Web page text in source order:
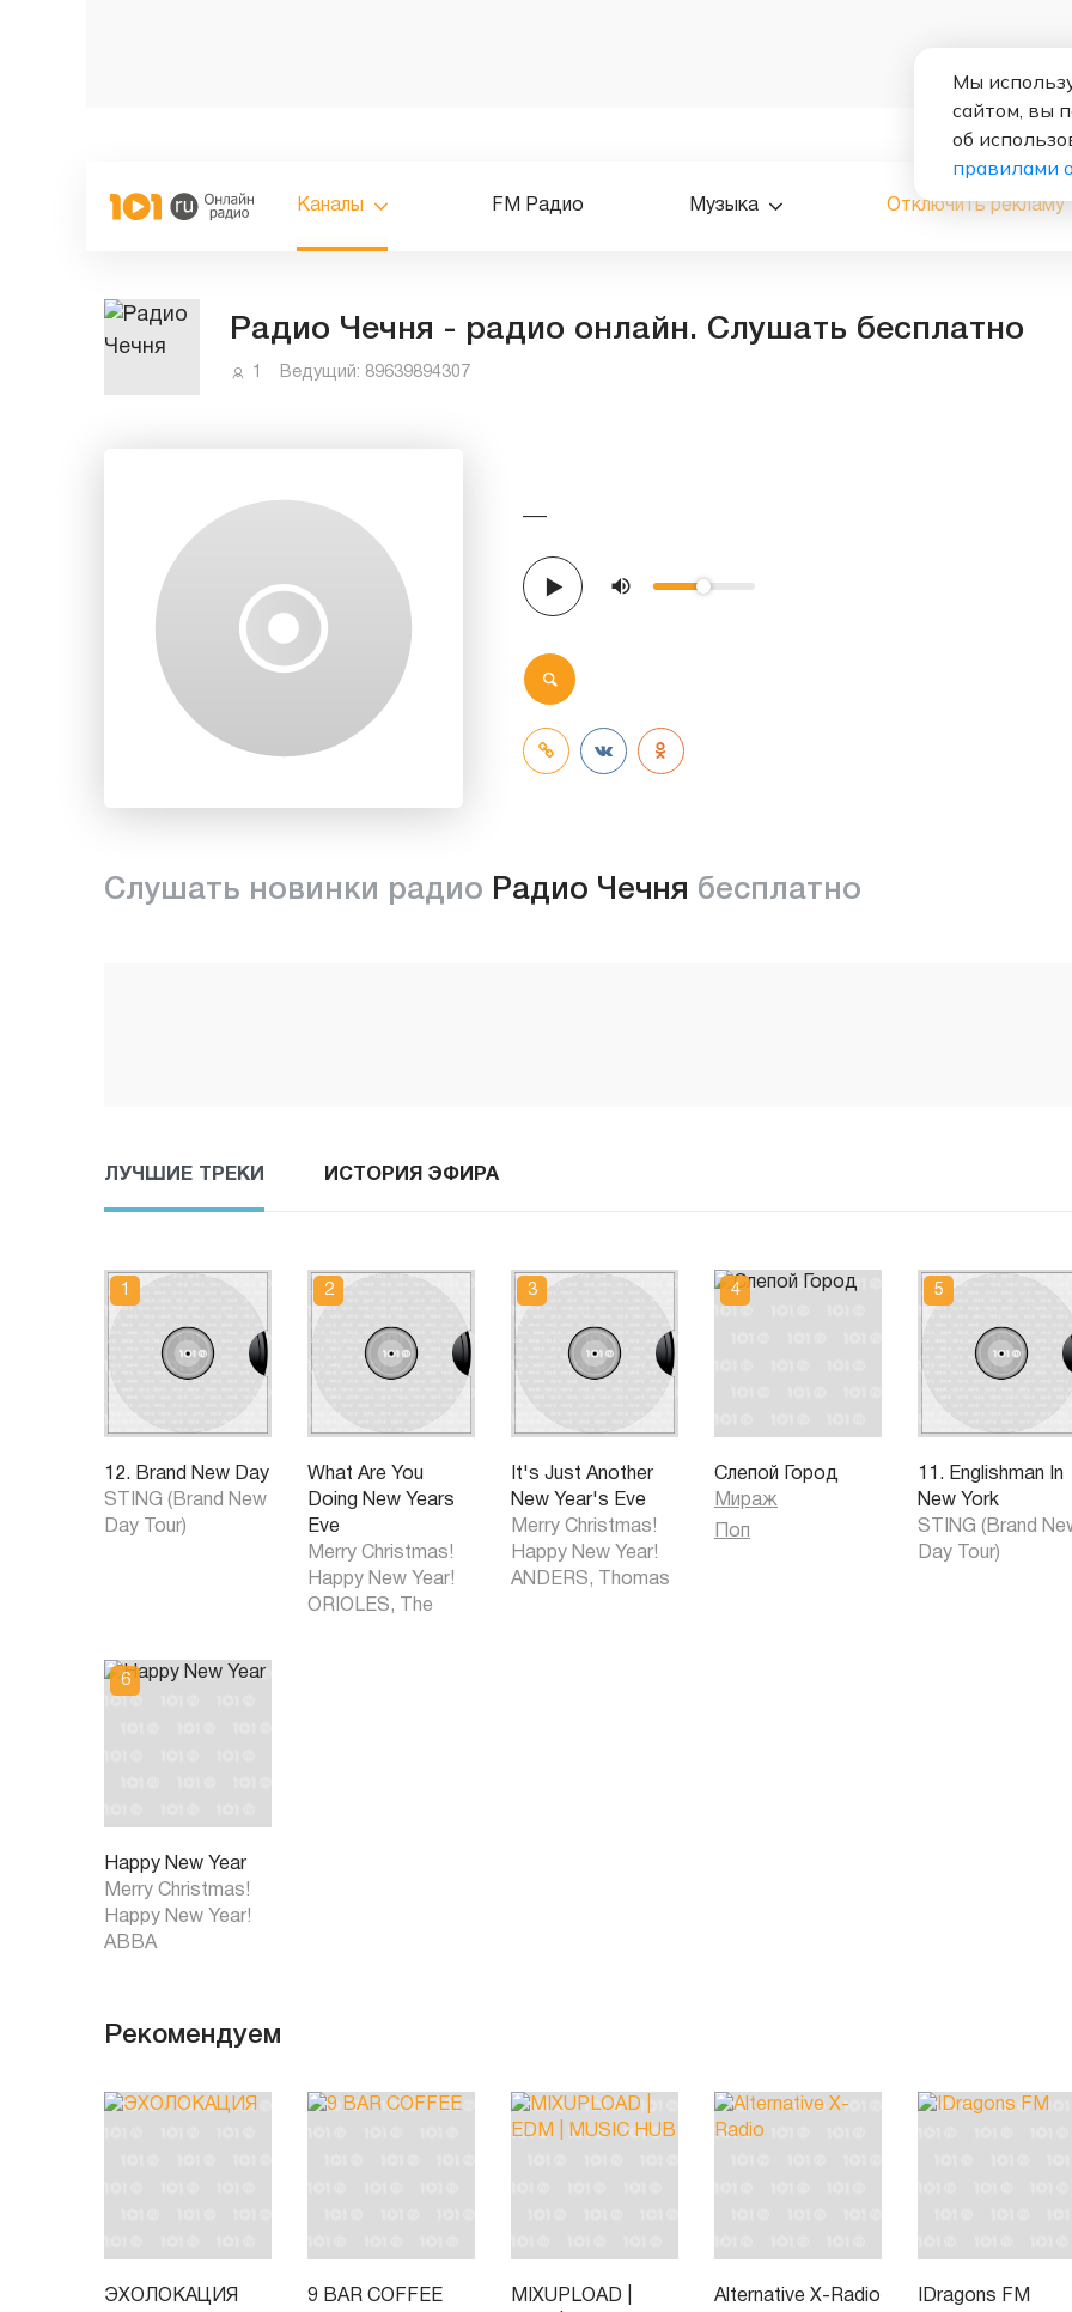
Каналы FM Радио Музыка Отключить рекламу
Радио Чечня - радио онлайн. Слушать бесплатно
Ведущий: 89639894307
—
Слушать новинки радио Радио Чечня бесплатно
ЛУЧШИЕ ТРЕКИ ИСТОРИЯ ЭФИРА
12. Brand New Day
STING (Brand New
Day Tour)
What Are You
Doing New Years
Eve
Merry Christmas!
Happy New Year!
ORIOLES, The
It's Just Another
New Year's Eve
Merry Christmas!
Happy New Year!
ANDERS, Thomas
Слепой Город
Мираж
Поп
11. Englishman In
New York
STING (Brand
Day Tour)
Happy New Year
Merry Christmas!
Happy New Year!
ABBA
Рекомендуем
ЭХОЛОКАЦИЯ 9 BAR COFFEE
MIXUPLOAD |
Alternative X-Radio IDragons FM
Мы
сайтом, вы
об
правилами